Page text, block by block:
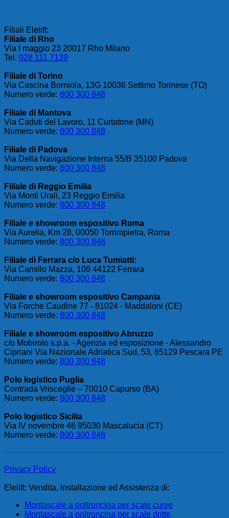
Filiali Elelift:
Filiale di Rho
Via I maggio 23 20017 Rho Milano
Tel. 028 111 7139
Filiale di Torino
Via Cascina Borniola, 13G 10036 Settimo Torinese (TO)
Numero verde: 800 300 848
Filiale di Mantova
Via Caduti del Lavoro, 11 Curtatone (MN)
Numero verde: 800 300 848
Filiale di Padova
Via Della Navigazione Interna 55/B 35100 Padova
Numero verde: 800 300 848
Filiale di Reggio Emilia
Via Monti Urali, 23 Reggio Emilia
Numero verde: 800 300 848
Filiale e showroom espositivo Roma
Via Aurelia, Km 28, 00050 Torrimpietra, Roma
Numero verde: 800 300 848
Filiale di Ferrara c/o Luca Tumiatti:
Via Camillo Mazza, 109 44122 Ferrara
Numero verde: 800 300 848
Filiale e showroom espositivo Campania
Via Forche Caudine 77 - 81024 - Maddaloni (CE)
Numero verde: 800 300 848
Filiale e showroom espositivo Abruzzo
c/o Mobirolo s.p.a. - Agenzia ed esposizione - Alessandro
Cipriani Via Nazionale Adriatica Sud, 53, 65129 Pescara PE
Numero verde: 800 300 848
Polo logistico Puglia
Contrada Vrisceglie – 70010 Capurso (BA)
Numero verde: 800 300 848
Polo logistico Sicilia
Via IV novembre 46 95030 Mascalucia (CT)
Numero verde: 800 300 848
Privacy Policy
Elelift: Vendita, Installazione ed Assistenza di:
Montascale a poltroncina per scale curve
Montascale a poltroncina per scale dritte